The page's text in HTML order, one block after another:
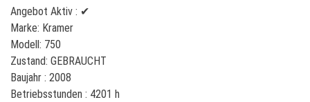
Angebot Aktiv : ✔
Marke: Kramer
Modell: 750
Zustand: GEBRAUCHT
Baujahr : 2008
Betriebsstunden : 4201 h